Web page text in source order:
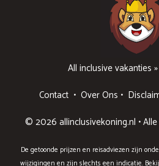
All inclusive vakanties »
Contact • Over Ons •
© 2026 allinclusivekoning.nl •
De getoonde prijzen en reisadviezen zijn
wijzigingen en zijn slechts een indicatie.